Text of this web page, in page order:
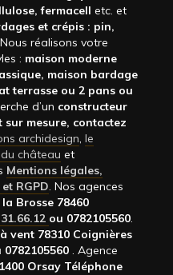
fermacell etc. et
et crépis : pin,
réalisons votre
: maison moderne
maison bardage
terrasse ou 2 pans ou
d’un constructeur
mesure, contactez
archidesign, le
château et
Mentions légales,
RGPD. Nos agences
Brosse 78460
ou 0782105560.
vent 78310 Coignières
0782105560 . Agence
Orsay Téléphone